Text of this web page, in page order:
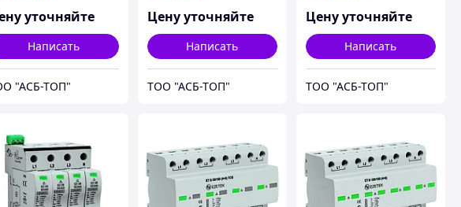
уточняйте
Написать
"АСБ-ТОП"
Цену уточняйте
Написать
ТОО "АСБ-ТОП"
Цену уточняйте
Написать
ТОО "АСБ-ТОП"